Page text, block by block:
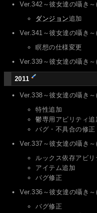
Ver.342～彼女達の囁き
ダンジョン追加
Ver.341～彼女達の囁き
瞑想の仕様変更
Ver.339～彼女達の囁き
2011
Ver.338～彼女達の囁き
特性追加
鬱専用アビリティ追
バグ・不具合の修正
Ver.337～彼女達の囁き
ルックス依存アビ
アイテム追加
バグ修正
Ver.336～彼女達の囁き
バグ修正